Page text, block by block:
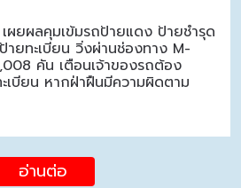
ผยผลคุมเข้มรถป้ายแดง ป้ายชำรุด
ยทะเบียน วิ่งผ่านช่องทาง M-
คัน เตือนเจ้าของรถต้อง
ะเบียน หากฝ่าฝืนมีความผิดตาม
อ่านต่อ